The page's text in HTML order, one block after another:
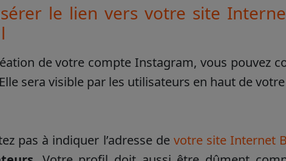
le lien vers votre site
de votre compte Instagram, vous pouvez
sera visible par les utilisateurs en haut de
pas à indiquer l’adresse de votre site Internet